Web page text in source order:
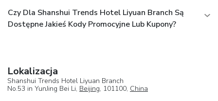
Czy Dla Shanshui Trends Hotel Liyuan Branch Są
Dostępne Jakieś Kody Promocyjne Lub Kupony?
Lokalizacja
Shanshui Trends Hotel Liyuan Branch
No.53 in YunJing Bei Li, Beijing, 101100, China